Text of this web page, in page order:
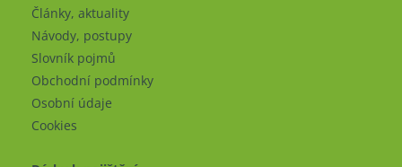
Články, aktuality
Návody, postupy
Slovník pojmů
Obchodní podmínky
Osobní údaje
Cookies